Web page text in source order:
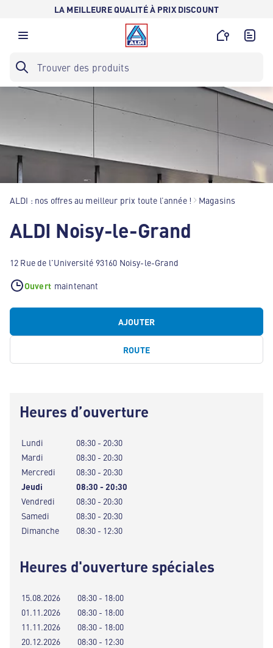
LA MEILLEURE QUALITÉ À PRIX DISCOUNT
ALDI : nos offres au meilleur prix toute l’année ! Magasins
ALDI Noisy-le-Grand
12 Rue de l'Université 93160 Noisy-le-Grand
Ouvert maintenant
AJOUTER
ROUTE
Heures d’ouverture
Lundi
08:30 - 20:30
Mardi
08:30 - 20:30
Mercredi
08:30 - 20:30
Jeudi
08:30 - 20:30
Vendredi
08:30 - 20:30
Samedi
08:30 - 20:30
Dimanche
08:30 - 12:30
Heures d'ouverture spéciales
15.08.2026
08:30 - 18:00
01.11.2026
08:30 - 18:00
11.11.2026
08:30 - 18:00
20.12.2026
08:30 - 12:30